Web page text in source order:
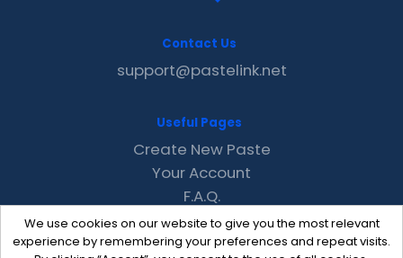
We use cookies on our website to give you the most relevant
experience by remembering your preferences and repeat visits.
Contact Us
support@pastelink.net
Useful Pages
Create New Paste
Your Account
F.A.Q.
Recent
Contact